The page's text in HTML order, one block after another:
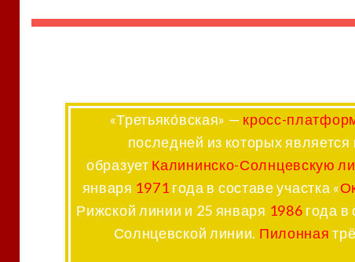
«Третьяко́вская» — кросс-
последней из которых
образует Калининско-Солнцевскую
января 1971 года в составе участка «
Рижской линии и 25 января 1986 года в
Солнцевской линии. Пилонная